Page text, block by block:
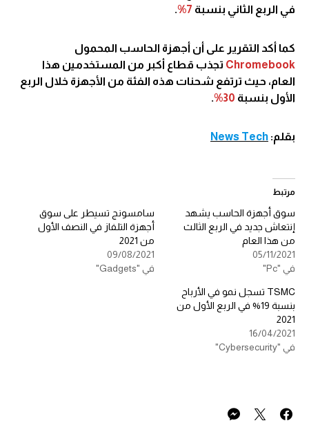
في الربع الثاني بنسبة 7%
.
كما أكد التقرير على أن أجهزة الحاسب المحمول
Chromebook تجذب قطاع أكبر من المستخدمين هذا
العام، حيث ترتفع شحنات هذه الفئة من الأجهزة خلال الربع
الأول بنسبة 30%
.
بقلم: News Tech
مرتبط
سوق أجهزة الحاسب يشهد
إنتعاش جديد في الربع الثالث
من هذا العام
05/11/2021
في "Pc"
سامسونج تسيطر على سوق
أجهزة التلفاز في النصف الأول
من 2021
09/08/2021
في "Gadgets"
TSMC تسجل نمو في الأرباح
بنسبة 19% في الربع الأول من
2021
16/04/2021
في "Cybersecurity"